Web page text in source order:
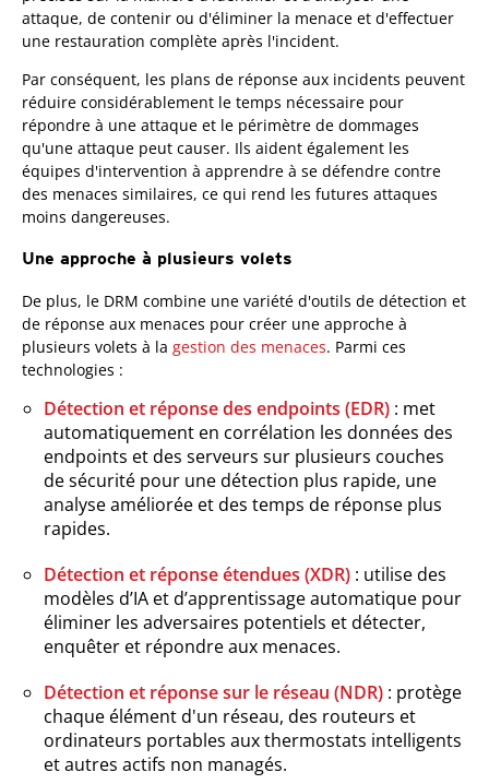
attaque, de contenir ou d'éliminer la menace et d'effectuer
une restauration complète après l'incident.
Par conséquent, les plans de réponse aux incidents peuvent
réduire considérablement le temps nécessaire pour
répondre à une attaque et le périmètre de dommages
qu'une attaque peut causer. Ils aident également les
équipes d'intervention à apprendre à se défendre contre
des menaces similaires, ce qui rend les futures attaques
moins dangereuses.
Une approche à plusieurs volets
De plus, le DRM combine une variété d'outils de détection et
de réponse aux menaces pour créer une approche à
plusieurs volets à la gestion des menaces. Parmi ces
technologies :
Détection et réponse des endpoints (EDR) : met
automatiquement en corrélation les données des
endpoints et des serveurs sur plusieurs couches
de sécurité pour une détection plus rapide, une
analyse améliorée et des temps de réponse plus
rapides.
Détection et réponse étendues (XDR) : utilise des
modèles d’IA et d’apprentissage automatique pour
éliminer les adversaires potentiels et détecter,
enquêter et répondre aux menaces.
Détection et réponse sur le réseau (NDR) : protège
chaque élément d'un réseau, des routeurs et
ordinateurs portables aux thermostats intelligents
et autres actifs non managés.